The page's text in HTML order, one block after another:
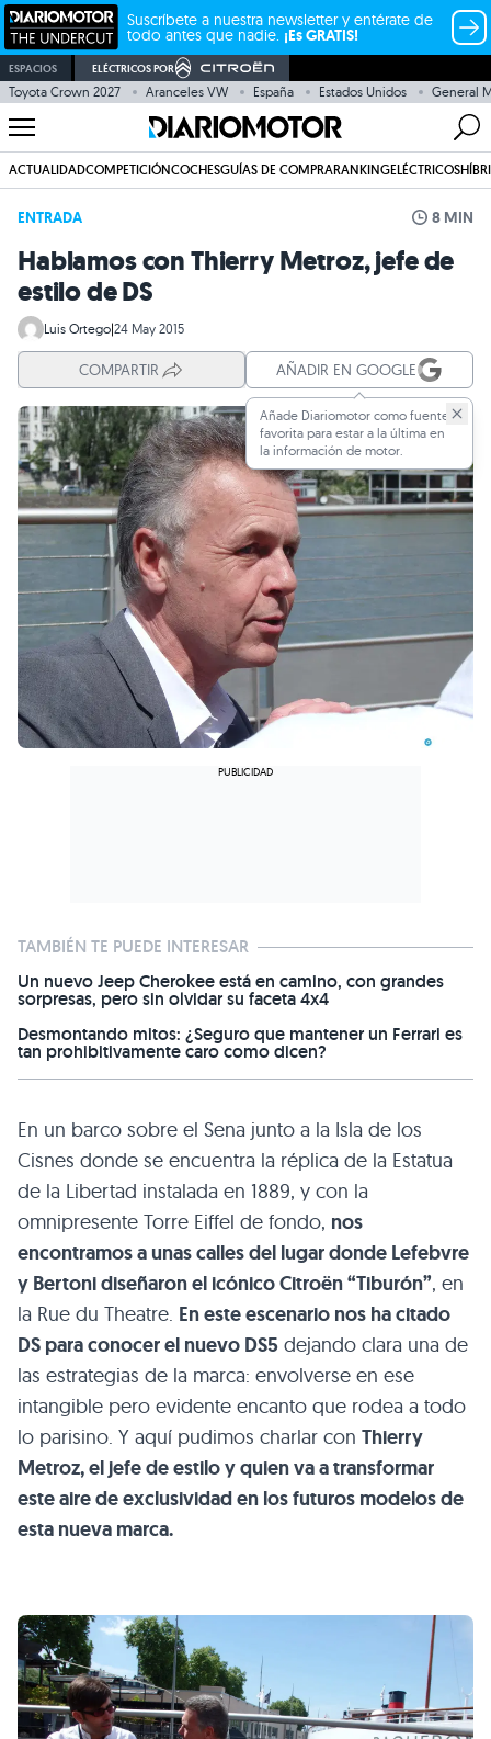
Suscríbete a nuestra newsletter y entérate de
todo antes que nadie. ¡Es GRATIS!
ESPACIOS ELÉCTRICOS POR
Toyota Crown 2027 Aranceles VW España Estados Unidos General
ACTUALIDADCOMPETICIÓNCOCHESGUÍAS DE COMPRARANKINGELÉCTRICOS
ENTRADA 8 MIN
Hablamos con Thierry Metroz, jefe de
estilo de DS
Luis Ortego|24 May 2015
COMPARTIR AÑADIR EN GOOGLE
Añade Diariomotor como fuente
favorita para estar a la última en
la información de motor.
TAMBIÉN TE PUEDE INTERESAR
Un nuevo Jeep Cherokee está en camino, con grandes
sorpresas, pero sin olvidar su faceta 4x4
Desmontando mitos: ¿Seguro que mantener un Ferrari es
tan prohibitivamente caro como dicen?
En un barco sobre el Sena junto a la Isla de los
Cisnes donde se encuentra la réplica de la Estatua
de la Libertad instalada en 1889, y con la
omnipresente Torre Eiffel de fondo, nos
encontramos a unas calles del lugar donde Lefebvre
y Bertoni diseñaron el icónico Citroën “Tiburón”, en
la Rue du Theatre. En este escenario nos ha citado
DS para conocer el nuevo DS5 dejando clara una de
las estrategias de la marca: envolverse en ese
intangible pero evidente encanto que rodea a todo
lo parisino. Y aquí pudimos charlar con Thierry
Metroz, el jefe de estilo y quien va a transformar
este aire de exclusividad en los futuros modelos de
esta nueva marca.